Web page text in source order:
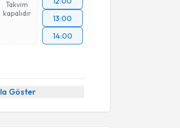
Takvim
kapalıdır
13:00
14:00
Göster